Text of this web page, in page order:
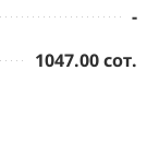
-
1047.00 сот.